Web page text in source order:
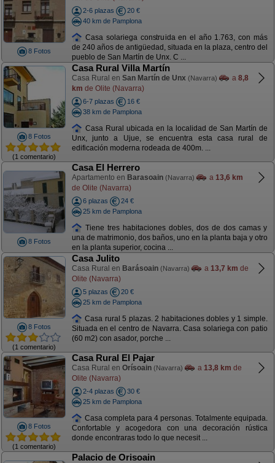
8 Fotos
2-6 plazas
20 €
40 km de Pamplona
Casa solariega construida en el año 1.763, con más
de 240 años de antigüedad, situada en la plaza, centro del
pueblo de San Martín de Unx. C ...
8 Fotos
(1 comentario)
Casa Rural Villa Martín
Casa Rural en San Martín de Unx (Navarra) a 8,8
km de Olite (Navarra)
6-7 plazas
16 €
38 km de Pamplona
Casa Rural ubicada en la localidad de San Martín de
Unx, junto a Ujue, se encuentra esta casa rural de
edificación moderna rodeada de 400m. ...
8 Fotos
Casa El Herrero
Apartamento en Barasoain (Navarra) a 13,6 km
de Olite (Navarra)
6 plazas
24 €
25 km de Pamplona
Tiene tres habitaciones dobles, dos de dos camas y
una de matrimonio, dos baños, uno en la planta baja y otro
en la planta superior, cocina ...
8 Fotos
(1 comentario)
Casa Julito
Casa Rural en Barásoain (Navarra) a 13,7 km de
Olite (Navarra)
5 plazas
20 €
25 km de Pamplona
Casa rural 5 plazas. 2 habitaciones dobles y 1 simple.
Situada en el centro de Navarra. Casa solariega con patio
(60 m2) con asador, porche ...
8 Fotos
(1 comentario)
Casa Rural El Pajar
Casa Rural en Orísoain (Navarra) a 13,8 km de
Olite (Navarra)
2-4 plazas
30 €
25 km de Pamplona
Casa completa para 4 personas. Totalmente equipada.
Confortable y acogedora con una decoración rústica
donde encontraras todo lo que necesit ...
Palacio de Orisoain